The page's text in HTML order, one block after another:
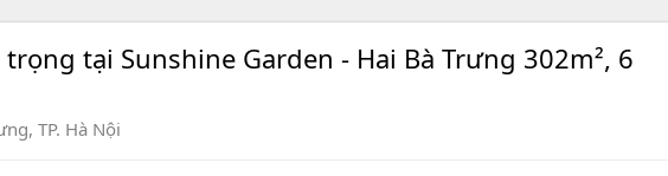
tại Sunshine Garden - Hai Bà Trưng 302m², 6
TP. Hà Nội